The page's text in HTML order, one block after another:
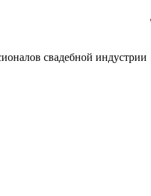
свадебной индустрии